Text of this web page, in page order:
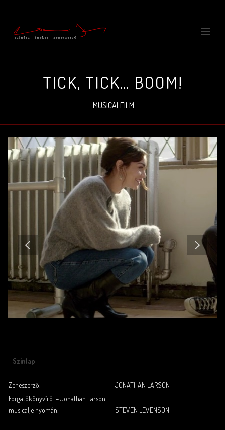
TICK, TICK… BOOM!
MUSICALFILM
Szinlap
Zeneszerző:
JONATHAN LARSON
Forgatókönyvíró – Jonathan Larson
musicalje nyomán:
STEVEN LEVENSON